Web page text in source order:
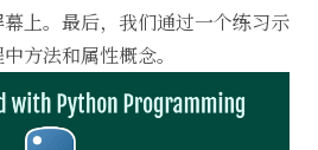
上。最后，我们通过一个练习示
方法和属性概念。